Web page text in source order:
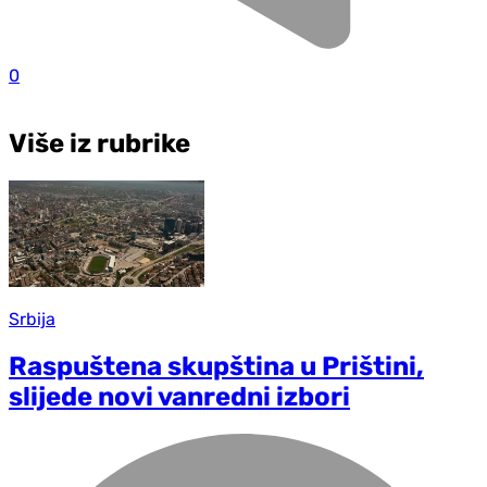
0
Više iz rubrike
Srbija
Raspuštena skupština u Prištini,
slijede novi vanredni izbori